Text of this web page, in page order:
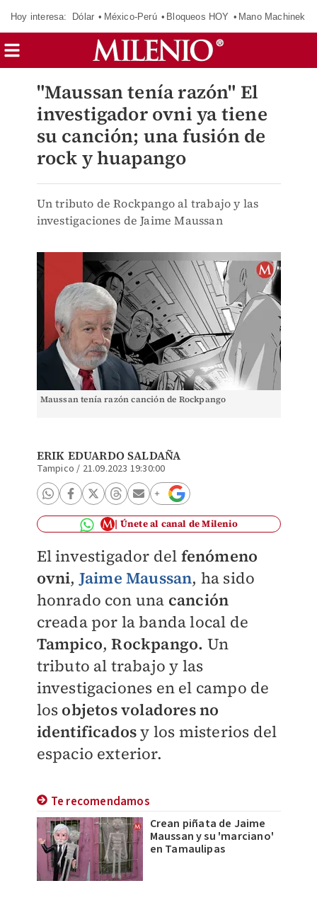
Hoy interesa: Dólar México-Perú Bloqueos HOY Mano Machinek
"Maussan tenía razón" El
investigador ovni ya tiene
su canción; una fusión de
rock y huapango
Un tributo de Rockpango al trabajo y las
investigaciones de Jaime Maussan
Maussan tenía razón canción de Rockpango
ERIK EDUARDO SALDAÑA
Tampico / 21.09.2023 19:30:00
Únete al canal de Milenio
El investigador del fenómeno
ovni, Jaime Maussan, ha sido
honrado con una canción
creada por la banda local de
Tampico,Rockpango. Un
tributo al trabajo y las
investigaciones en el campo de
los objetos voladores no
identificadosy los misterios del
espacio exterior.
Te recomendamos
Crean piñata de Jaime
Maussan y su 'marciano'
en Tamaulipas